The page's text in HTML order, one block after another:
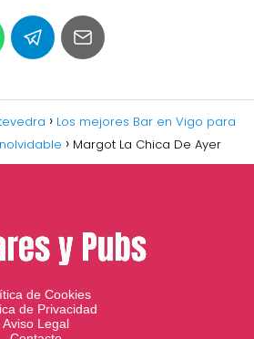
Los mejores Bar en Vigo para
Margot La Chica De Ayer
de Cookies
de Privacidad
Aviso Legal